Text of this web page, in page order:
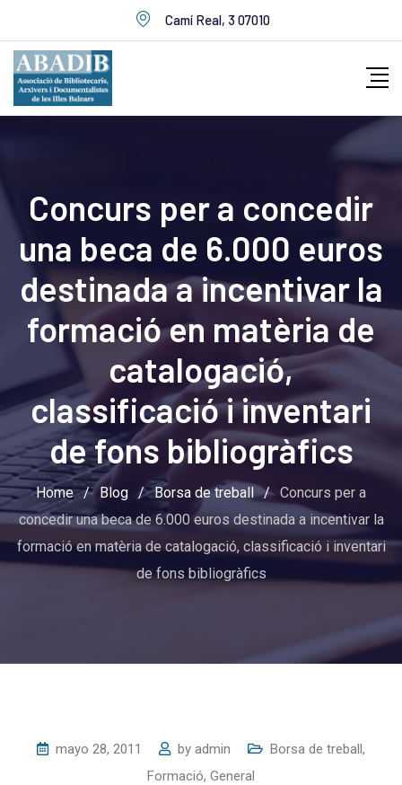
to
content
Camí Real, 3 07010
Concurs per a concedir
una beca de 6.000 euros
destinada a incentivar la
formació en matèria de
catalogació,
classificació i inventari
de fons bibliogràfics
Home / Blog / Borsa de treball / Concurs per a
concedir una beca de 6.000 euros destinada a incentivar la
formació en matèria de catalogació, classificació i inventari
de fons bibliogràfics
mayo 28, 2011 by admin Borsa de treball,
Formació, General